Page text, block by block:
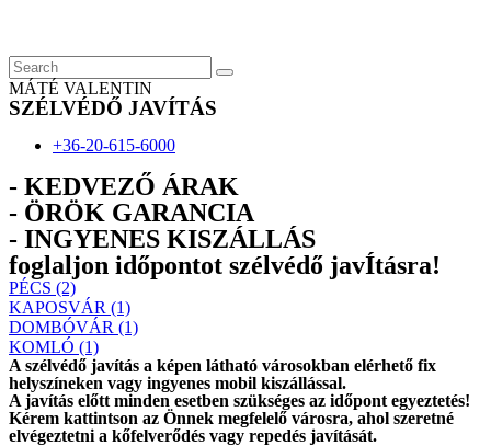
content
MÁTÉ VALENTIN
SZÉLVÉDŐ JAVÍTÁS
+36-20-615-6000
- KEDVEZŐ ÁRAK
- ÖRÖK GARANCIA
- INGYENES KISZÁLLÁS
foglaljon időpontot szélvédő javÍtásra!
PÉCS (2)
KAPOSVÁR (1)
DOMBÓVÁR (1)
KOMLÓ (1)
A szélvédő javítás a képen látható városokban elérhető fix
helyszíneken vagy ingyenes mobil kiszállással.
A javítás előtt minden esetben szükséges az időpont egyeztetés!
Kérem kattintson az Önnek megfelelő városra, ahol szeretné
elvégeztetni a kőfelverődés vagy repedés javítását.